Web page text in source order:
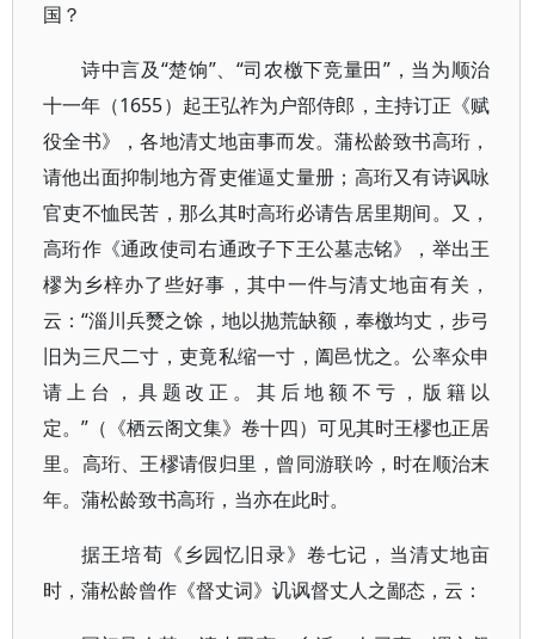
国？
诗中言及“楚饷”、“司农檄下竞量田”，当为顺治
十一年（1655）起王弘祚为户部侍郎，主持订正《赋
役全书》，各地清丈地亩事而发。蒲松龄致书高珩，
请他出面抑制地方胥吏催逼丈量册；高珩又有诗讽咏
官吏不恤民苦，那么其时高珩必请告居里期间。又，
高珩作《通政使司右通政子下王公墓志铭》，举出王
樛为乡梓办了些好事，其中一件与清丈地亩有关，
云：“淄川兵燹之馀，地以抛荒缺额，奉檄均丈，步弓
旧为三尺二寸，吏竟私缩一寸，阖邑忧之。公率众申
请上台，具题改正。其后地额不亏，版籍以
定。”（《栖云阁文集》卷十四）可见其时王樛也正居
里。高珩、王樛请假归里，曾同游联吟，时在顺治末
年。蒲松龄致书高珩，当亦在此时。
据王培荀《乡园忆旧录》卷七记，当清丈地亩
时，蒲松龄曾作《督丈词》讥讽督丈人之鄙态，云：